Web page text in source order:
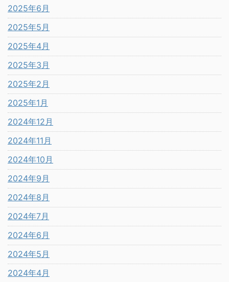
2025年6月
2025年5月
2025年4月
2025年3月
2025年2月
2025年1月
2024年12月
2024年11月
2024年10月
2024年9月
2024年8月
2024年7月
2024年6月
2024年5月
2024年4月